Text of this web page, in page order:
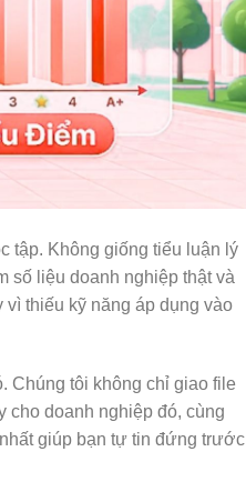
tập. Không giống tiểu luận lý
số liệu doanh nghiệp thật và
thiếu kỹ năng áp dụng vào
Chúng tôi không chỉ giao file
cho doanh nghiệp đó, cùng
giúp bạn tự tin đứng trước